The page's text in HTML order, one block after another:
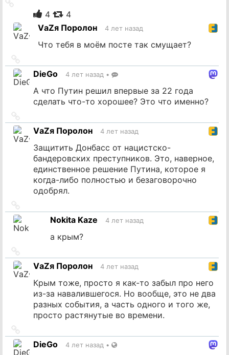
источник
4
4
VаZя Поролон
4 лет назад
Что тебя в моём посте так смущает?
на
источник
DieGo 4 лет назад •
А что Путин решил впервые за 22 года
сделать что-то хорошее? Это что именно?
на
источник
VаZя Поролон 4 лет назад
Защитить Донбасс от нацистско-
бандеровских преступников. Это, наверное,
единственное решение Путина, которое я
когда-либо полностью и безаговорочно
одобрял.
на
источникNokita Kaze 4 лет назад
а крым?
на
источник
VаZя Поролон 4 лет назад
Крым тоже, просто я как-то забыл про него
из-за навалившегося. Но вообще, это не два
разных события, а часть одного и того же,
просто растянутые во времени.
на
источник
DieGo 4 лет назад •